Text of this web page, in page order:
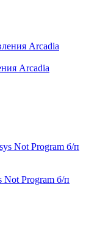
Arcadia
Program б/п